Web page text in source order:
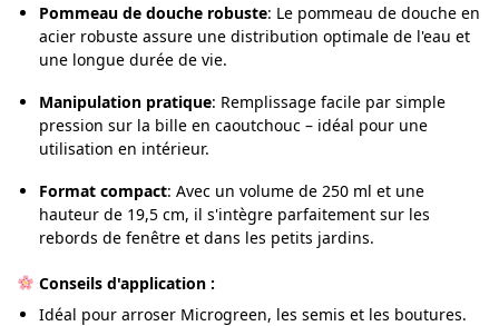
Pommeau de douche robuste: Le pommeau de douche en
acier robuste assure une distribution optimale de l'eau et
une longue durée de vie.
Manipulation pratique: Remplissage facile par simple
pression sur la bille en caoutchouc – idéal pour une
utilisation en intérieur.
Format compact: Avec un volume de 250 ml et une
hauteur de 19,5 cm, il s'intègre parfaitement sur les
rebords de fenêtre et dans les petits jardins.
Conseils d'application :
Idéal pour arroser Microgreen, les semis et les boutures.